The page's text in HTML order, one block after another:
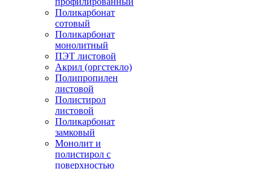
Поликарбонат
сотовый
Поликарбонат
монолитный
ПЭТ листовой
Акрил (оргстекло)
Полипропилен
листовой
Полистирол
листовой
Поликарбонат
замковый
Монолит и
полистирол с
поверхностью